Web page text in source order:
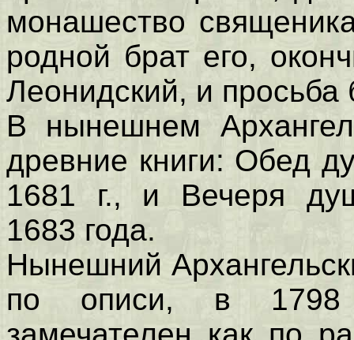
монашество
родной брат его,
Леонидский, и
В нынешнем
древние книги: Обед
1681 г., и Вечеря
1683 года.
Нынешний
по описи, в 1798